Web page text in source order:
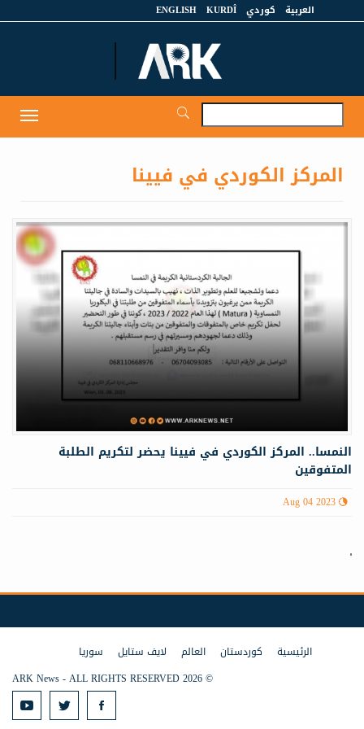
العربية كوردي KURDÎ
ENGLISH
المركز الكوردي في فيينا
النمسا.. المركز الكوردي في فيينا يحضر لتكريم الطلبة
المتفوقين
Aug 04 2023
الرئيسية كوردستان العالم لايف ستايل
سوريا
© 2026 ARK News - ALL RIGHTS RESERVED